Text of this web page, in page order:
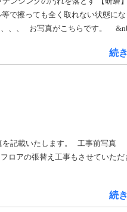
擦っても全く取れない状態にな
、、、 お写真がこちらです。
続
を記載いたします。 工事前写
ロアの張替え工事もさせていただ
続